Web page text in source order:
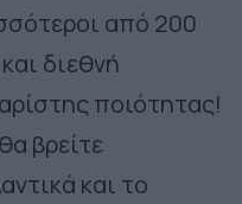
από 200
και διεθνή
αρίστης ποιότητας!
βρείτε
και το